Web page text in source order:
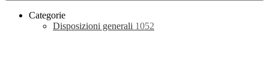
Categorie
Disposizioni generali 1052